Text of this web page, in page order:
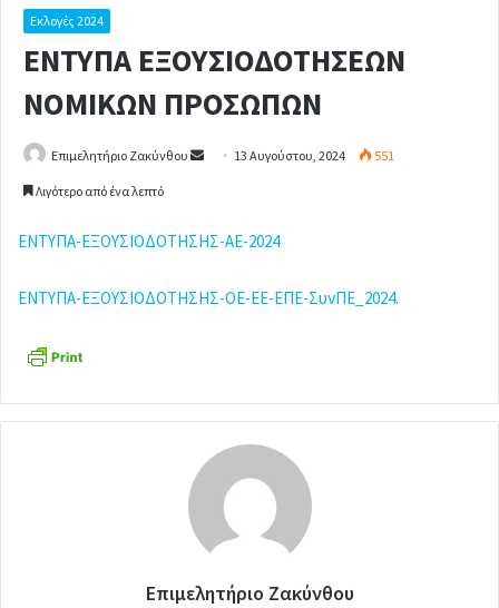
Εκλογές 2024
ΕΝΤΥΠΑ ΕΞΟΥΣΙΟΔΟΤΗΣΕΩΝ
ΝΟΜΙΚΩΝ ΠΡΟΣΩΠΩΝ
Επιμελητήριο Ζακύνθου
d
n
l
13 Αυγούστου, 2024 551
Λιγότερο από ένα λεπτό
ΕΝΤΥΠΑ-ΕΞΟΥΣΙΟΔΟΤΗΣΗΣ-ΑΕ-2024
ΕΝΤΥΠΑ-ΕΞΟΥΣΙΟΔΟΤΗΣΗΣ-ΟΕ-ΕΕ-ΕΠΕ-ΣυνΠΕ_2024.
Επιμελητήριο Ζακύνθου